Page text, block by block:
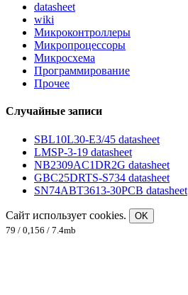
datasheet
wiki
Микроконтроллеры
Микропроцессоры
Микросхема
Программирование
Прочее
Случайные записи
SBL10L30-E3/45 datasheet
LMSP-3-19 datasheet
NB2309AC1DR2G datasheet
GBC25DRTS-S734 datasheet
SN74ABT3613-30PCB datasheet
Сайт использует cookies.
OK
79 / 0,156 / 7.4mb